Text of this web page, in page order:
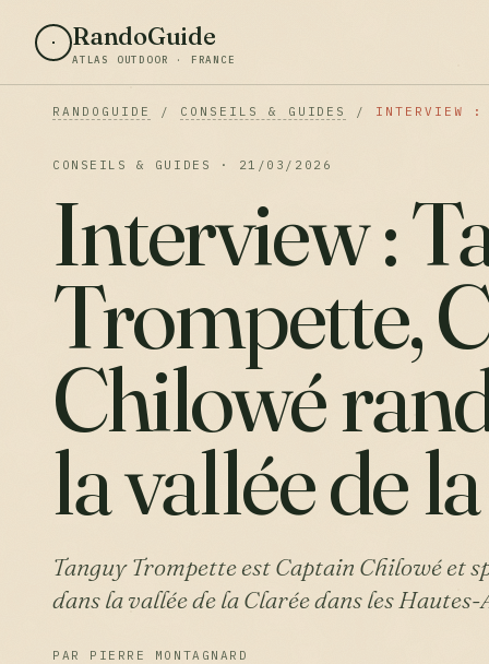
RandoGuide
ATLAS OUTDOOR · FRANCE
RANDOGUIDE / CONSEILS & GUIDES / INTERVIEW :
CONSEILS & GUIDES · 21/03/2026
Interview :
Trompette,
Chilowé
la vallée de
Tanguy Trompette est Captain Chilowé et
dans la vallée de la Clarée dans les Hautes-
PAR PIERRE MONTAGNARD